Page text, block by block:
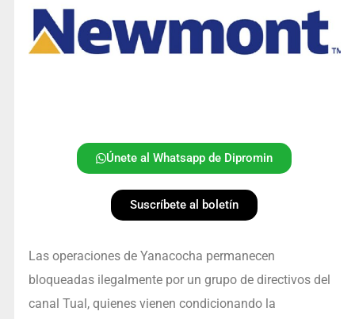
Únete al Whatsapp de Dipromin
Suscríbete al boletín
Las operaciones de Yanacocha permanecen
bloqueadas ilegalmente por un grupo de directivos del
canal Tual, quienes vienen condicionando la